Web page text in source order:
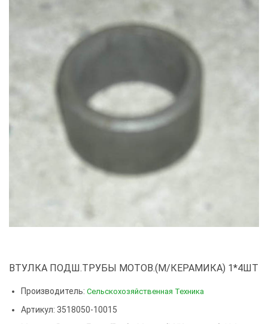
ВТУЛКА ПОДШ.ТРУБЫ МОТОВ.(М/КЕРАМИКА) 1*4ШТ
Производитель: Сельскохозяйственная Техника
Артикул: 3518050-10015